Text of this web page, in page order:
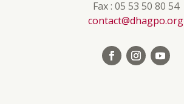
Fax : 05 53 50 80 54
contact@dhagpo.org